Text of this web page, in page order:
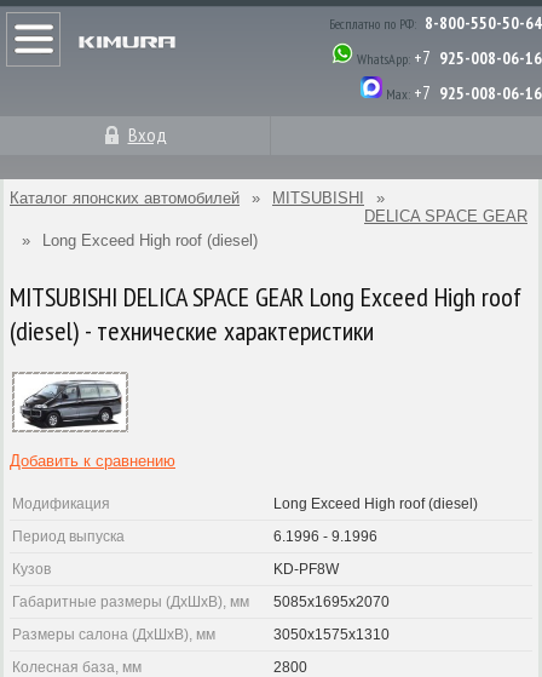
Бесплатно по РФ: 8-800-550-50-64
WhatsApp: +7 925-008-06-16
Max: +7 925-008-06-16
Вход
Каталог японских автомобилей » MITSUBISHI
»
DELICA SPACE GEAR
»
Long Exceed High roof (diesel)
MITSUBISHI DELICA SPACE GEAR Long Exceed High roof
(diesel) - технические характеристики
Добавить к сравнению
Модификация
Long Exceed High roof (diesel)
Период выпуска
6.1996 - 9.1996
Кузов
KD-PF8W
Габаритные размеры (ДхШхВ), мм
5085x1695x2070
Размеры салона (ДхШхВ), мм
3050x1575x1310
Колесная база, мм
2800